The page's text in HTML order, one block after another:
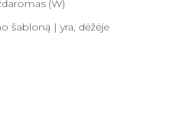
(W)
šabloną | yra, dėžėje